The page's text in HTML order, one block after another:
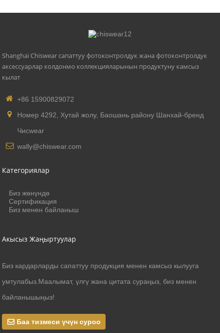
Shanghai Chiswear сапаттуу фотоконтролдук жана фотоконтролдук
аксессуарлар колдонмо коллекцияларынын продуктуну камсыз
кылат
+86 15900829072
Номер 4292, Хутай жолу, Баошань району Шанхай-бренд
Чисwear
wally@chiswear.com
Категориялар
Биз жөнүндө
Сертификация
Биз менен байланыш
Акысыз Жаңыртуулар
Биз кардарларды сапаттуу продукция менен камсыз кылууга
умтулабыз.Маалымат, үлгү жана цитата сураңыз, биз менен
байланышыңыз!
Баа тизмеси үчүн суроо